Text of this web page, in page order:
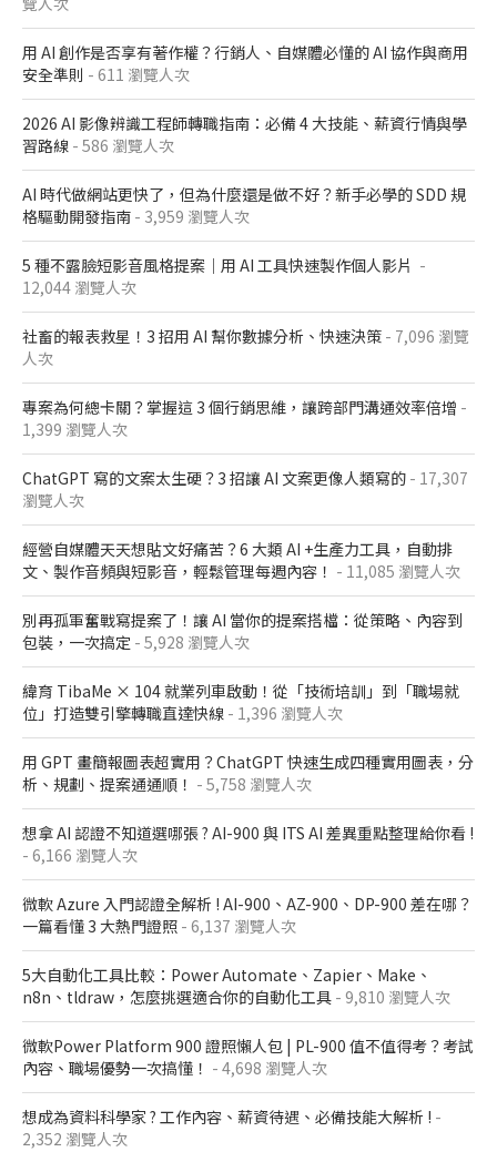
用 AI 創作是否享有著作權？行銷人、自媒體必懂的 AI 協作與商用
安全準則 - 611 瀏覽人次
2026 AI 影像辨識工程師轉職指南：必備 4 大技能、薪資行情與學
習路線 - 586 瀏覽人次
AI 時代做網站更快了，但為什麼還是做不好？新手必學的 SDD 規
格驅動開發指南 - 3,959 瀏覽人次
5 種不露臉短影音風格提案｜用 AI 工具快速製作個人影片 -
12,044 瀏覽人次
社畜的報表救星！3 招用 AI 幫你數據分析、快速決策 - 7,096 瀏覽
人次
專案為何總卡關？掌握這 3 個行銷思維，讓跨部門溝通效率倍增 -
1,399 瀏覽人次
ChatGPT 寫的文案太生硬？3 招讓 AI 文案更像人類寫的 - 17,307
瀏覽人次
經營自媒體天天想貼文好痛苦？6 大類 AI +生產力工具，自動排
文、製作音頻與短影音，輕鬆管理每週內容！ - 11,085 瀏覽人次
別再孤軍奮戰寫提案了！讓 AI 當你的提案搭檔：從策略、內容到
包裝，一次搞定 - 5,928 瀏覽人次
緯育 TibaMe × 104 就業列車啟動！從「技術培訓」到「職場就
位」打造雙引擎轉職直達快線 - 1,396 瀏覽人次
用 GPT 畫簡報圖表超實用？ChatGPT 快速生成四種實用圖表，分
析、規劃、提案通通順！ - 5,758 瀏覽人次
想拿 AI 認證不知道選哪張 ? AI-900 與 ITS AI 差異重點整理給你看 !
- 6,166 瀏覽人次
微軟 Azure 入門認證全解析​ ! AI-900、AZ-900、DP-900 差在哪？​
一篇看懂 3 大熱門證照​ - 6,137 瀏覽人次
5大自動化工具比較：Power Automate、Zapier、Make、
n8n、tldraw，怎麼挑選適合你的自動化工具 - 9,810 瀏覽人次
微軟Power Platform 900​ 證照懶人包​ | PL-900 值不值得考？考試
內容、職場優勢一次搞懂​！ - 4,698 瀏覽人次
想成為資料科學家 ? 工作內容、薪資待遇、必備技能大解析 ! -
2,352 瀏覽人次